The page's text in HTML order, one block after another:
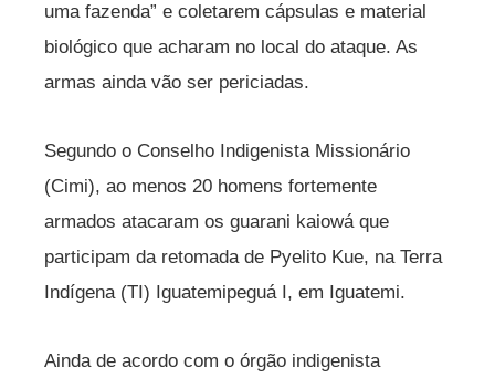
uma fazenda” e coletarem cápsulas e material
biológico que acharam no local do ataque. As
armas ainda vão ser periciadas.
Segundo o Conselho Indigenista Missionário
(Cimi), ao menos 20 homens fortemente
armados atacaram os guarani kaiowá que
participam da retomada de Pyelito Kue, na Terra
Indígena (TI) Iguatemipeguá I, em Iguatemi.
Ainda de acordo com o órgão indigenista